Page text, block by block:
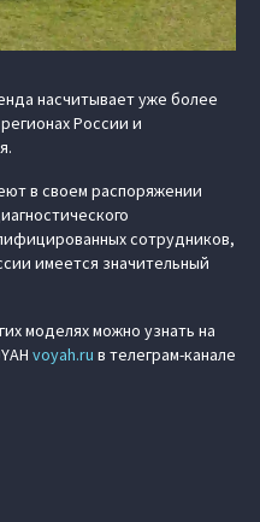
насчитывает уже более
России и
в своем распоряжении
сотрудников,
имеется значительный
моделях можно узнать на
voyah.ru в телеграм-канале